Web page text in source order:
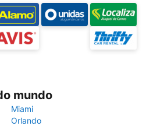
mundo
Miami
Orlando